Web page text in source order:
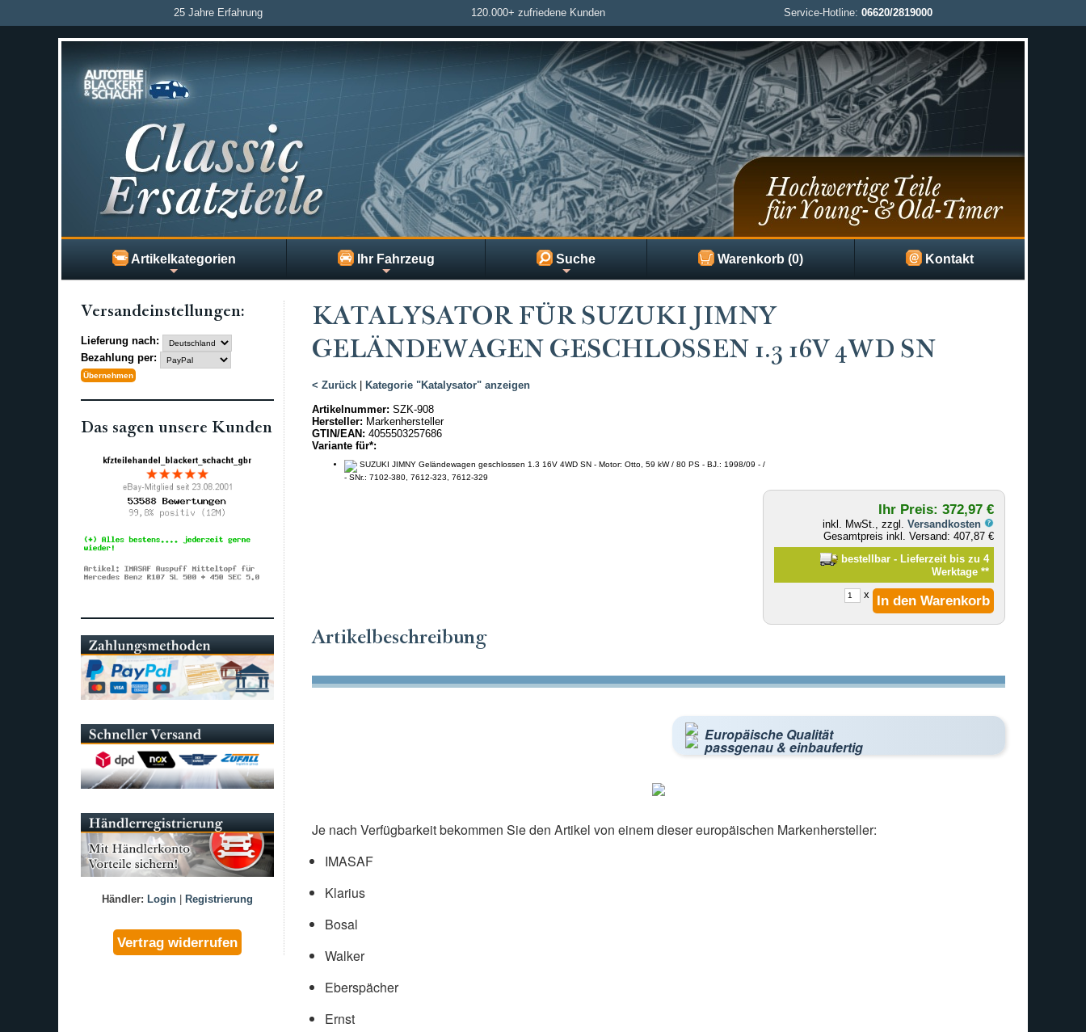
25 Jahre Erfahrung 120.000+ zufriedene Kunden Service-Hotline: 06620/2819000
Artikelkategorien Ihr Fahrzeug Suche Warenkorb (0) Kontakt
KATALYSATOR FÜR SUZUKI JIMNY
GELÄNDEWAGEN GESCHLOSSEN 1.3 16V 4WD SN
< Zurück|
Kategorie "Katalysator" anzeigen
Artikelnummer: SZK-908
Hersteller: Markenhersteller
GTIN/EAN: 4055503257686
Variante für*:
SUZUKI JIMNY Geländewagen geschlossen 1.3 16V 4WD SN - Motor: Otto, 59 kW / 80 PS - BJ.: 1998/09 - /
- SNr.: 7102-380, 7612-323, 7612-329
Ihr Preis: 372,97 €
inkl. MwSt., zzgl.Versandkosten
Gesamtpreis inkl. Versand: 407,87 €
bestellbar - Lieferzeit bis zu 4
Werktage **
x
Artikelbeschreibung
Europäische Qualität
passgenau & einbaufertig
Je nach Verfügbarkeit bekommen Sie den Artikel von einem dieser europäischen Markenhersteller:
IMASAF
Klarius
Bosal
Walker
Eberspächer
Ernst
Versand­einstellungen:
Lieferung nach:
Bezahlung per:
Das sagen unsere Kunden
Händler: Login| Registrierung